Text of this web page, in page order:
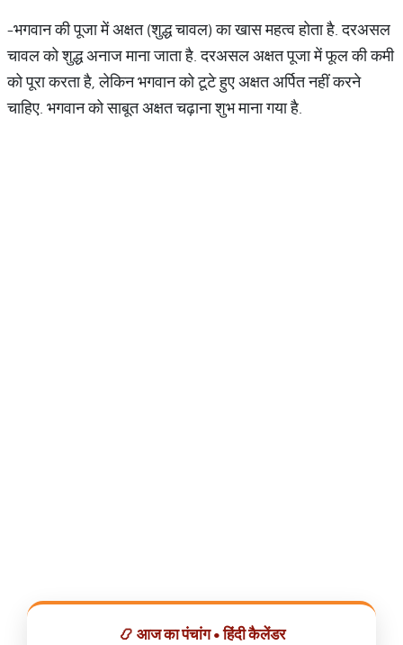
-भगवान की पूजा में अक्षत (शुद्ध चावल) का खास महत्व होता है. दरअसल
चावल को शुद्ध अनाज माना जाता है. दरअसल अक्षत पूजा में फूल की कमी
को पूरा करता है, लेकिन भगवान को टूटे हुए अक्षत अर्पित नहीं करने
चाहिए. भगवान को साबूत अक्षत चढ़ाना शुभ माना गया है.
📿 आज का पंचांग • हिंदी कैलेंडर